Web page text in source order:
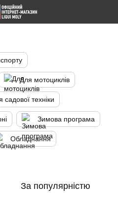
Для мотоциклів
садової техніки
Зимова програма
Обладнання
За популярністю